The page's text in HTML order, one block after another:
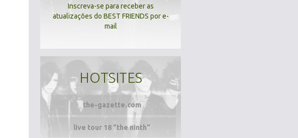
Inscreva-se para receber as
atualizações do BEST FRIENDS por e-
mail
HOTSITES
the-gazette.com
live tour 18 "the ninth"